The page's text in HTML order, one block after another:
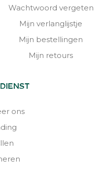
Wachtwoord vergeten
Mijn verlanglijstje
Mijn bestellingen
Mijn retours
ons